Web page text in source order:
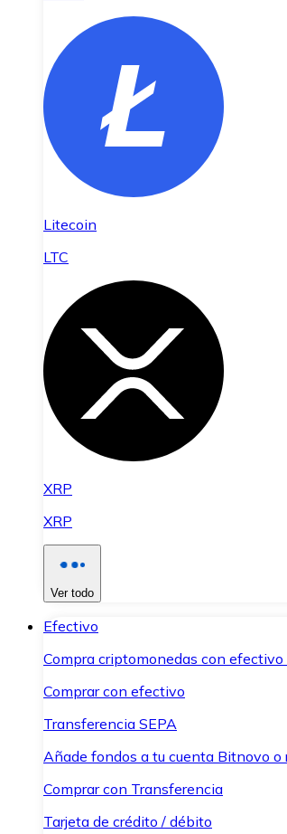
Litecoin
LTC
XRP
XRP
Ver todo
Efectivo
Compra criptomonedas con
Comprar con efectivo
Transferencia SEPA
Añade fondos a tu cuenta Bitnovo o
Comprar con Transferencia
Tarjeta de crédito / débito